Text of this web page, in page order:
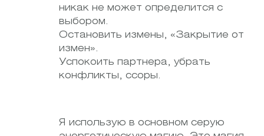
никак не может определится с
выбором.
Остановить измены, «Закрытие от
измен».
Успокоить партнера, убрать
конфликты, ссоры.
Я использую в основном серую